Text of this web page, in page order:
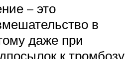
– это
в
даже при
к тромбозу,